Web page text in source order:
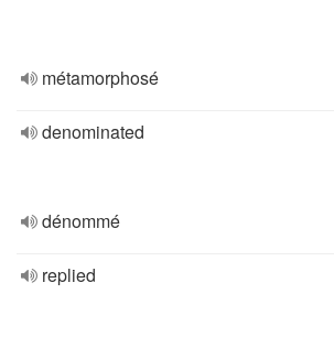
métamorphosé
denominated
dénommé
replied